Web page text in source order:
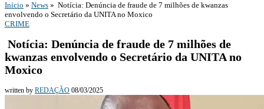
Início » News » Notícia: Denúncia de fraude de 7 milhões de kwanzas
envolvendo o Secretário da UNITA no Moxico
CRIME
Notícia: Denúncia de fraude de 7 milhões de
kwanzas envolvendo o Secretário da UNITA no
Moxico
written by REDAÇÃO 08/03/2025